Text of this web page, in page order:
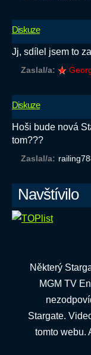
Diskuze
Jj, sdílel jsem to
Zaslal/a:
Diskuze
Hoši bude nová
tom???
Zaslal/a:
Navštívilo
Některý
MGM TV
Stargate.
tomto webu.